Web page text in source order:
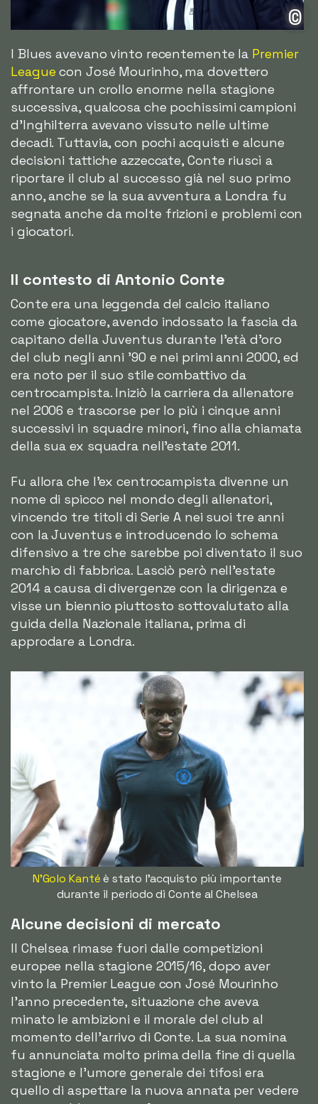
©
I Blues avevano vinto recentemente la Premier
League con José Mourinho, ma dovettero
affrontare un crollo enorme nella stagione
successiva, qualcosa che pochissimi campioni
d'Inghilterra avevano vissuto nelle ultime
decadi. Tuttavia, con pochi acquisti e alcune
decisioni tattiche azzeccate, Conte riuscì a
riportare il club al successo già nel suo primo
anno, anche se la sua avventura a Londra fu
segnata anche da molte frizioni e problemi con
i giocatori.
Il contesto di Antonio Conte
Conte era una leggenda del calcio italiano
come giocatore, avendo indossato la fascia da
capitano della Juventus durante l'età d'oro
del club negli anni '90 e nei primi anni 2000, ed
era noto per il suo stile combattivo da
centrocampista. Iniziò la carriera da allenatore
nel 2006 e trascorse per lo più i cinque anni
successivi in squadre minori, fino alla chiamata
della sua ex squadra nell'estate 2011.
Fu allora che l'ex centrocampista divenne un
nome di spicco nel mondo degli allenatori,
vincendo tre titoli di Serie A nei suoi tre anni
con la Juventus e introducendo lo schema
difensivo a tre che sarebbe poi diventato il suo
marchio di fabbrica. Lasciò però nell'estate
2014 a causa di divergenze con la dirigenza e
visse un biennio piuttosto sottovalutato alla
guida della Nazionale italiana, prima di
approdare a Londra.
N'Golo Kantéè stato l'acquisto più importante
durante il periodo di Conte al Chelsea
Alcune decisioni di mercato
Il Chelsea rimase fuori dalle competizioni
europee nella stagione 2015/16, dopo aver
vinto la Premier League con José Mourinho
l'anno precedente, situazione che aveva
minato le ambizioni e il morale del club al
momento dell'arrivo di Conte. La sua nomina
fu annunciata molto prima della fine di quella
stagione e l'umore generale dei tifosi era
quello di aspettare la nuova annata per vedere